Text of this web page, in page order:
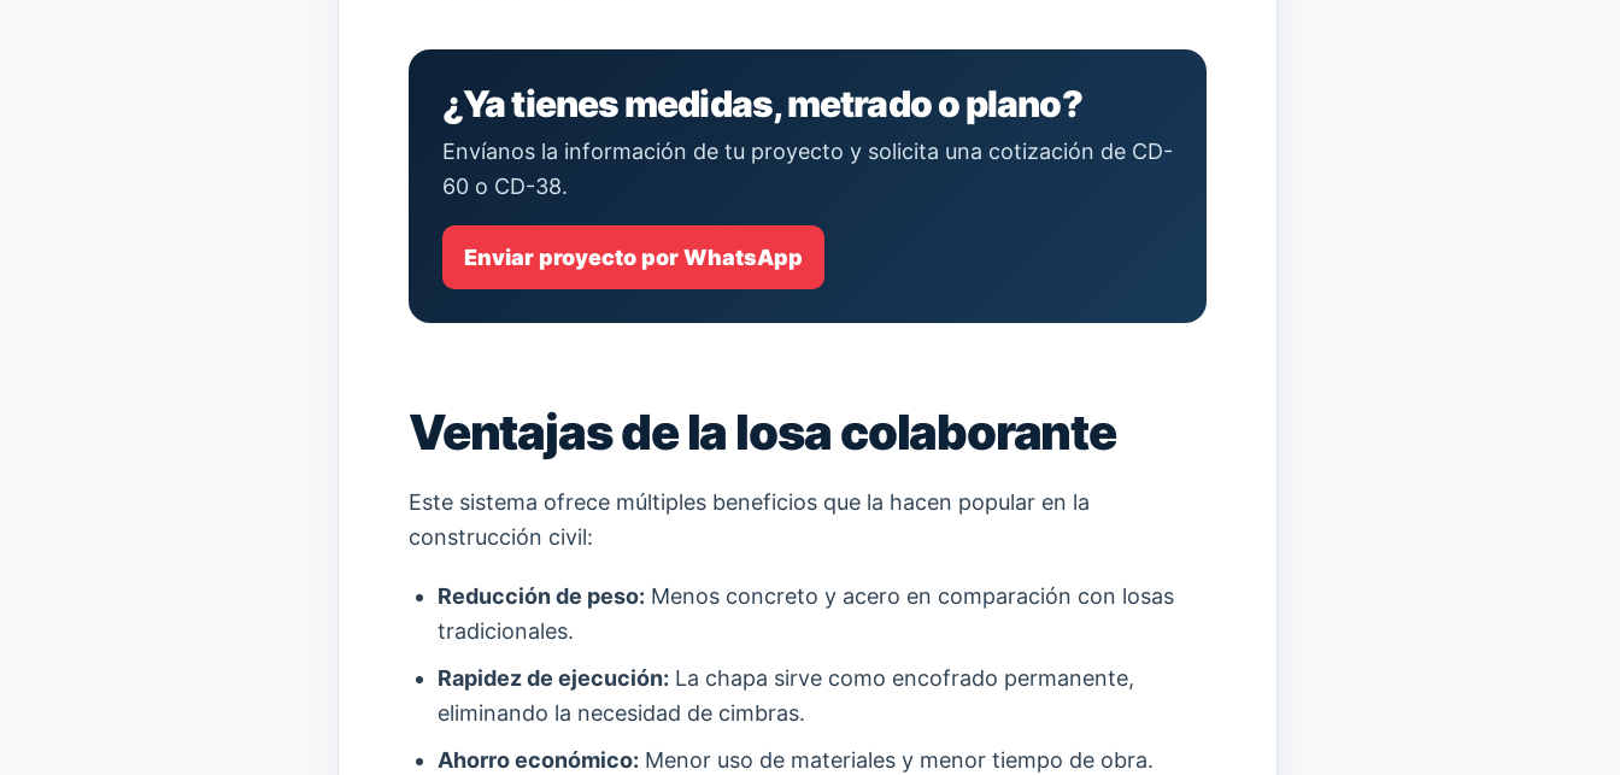
¿Ya tienes medidas, metrado o plano?
Envíanos la información de tu proyecto y solicita una cotización de CD-
60 o CD-38.
Enviar proyecto por WhatsApp
Ventajas de la losa colaborante
Este sistema ofrece múltiples beneficios que la hacen popular en la
construcción civil:
Reducción de peso: Menos concreto y acero en comparación con losas
tradicionales.
Rapidez de ejecución: La chapa sirve como encofrado permanente,
eliminando la necesidad de cimbras.
Ahorro económico: Menor uso de materiales y menor tiempo de obra.